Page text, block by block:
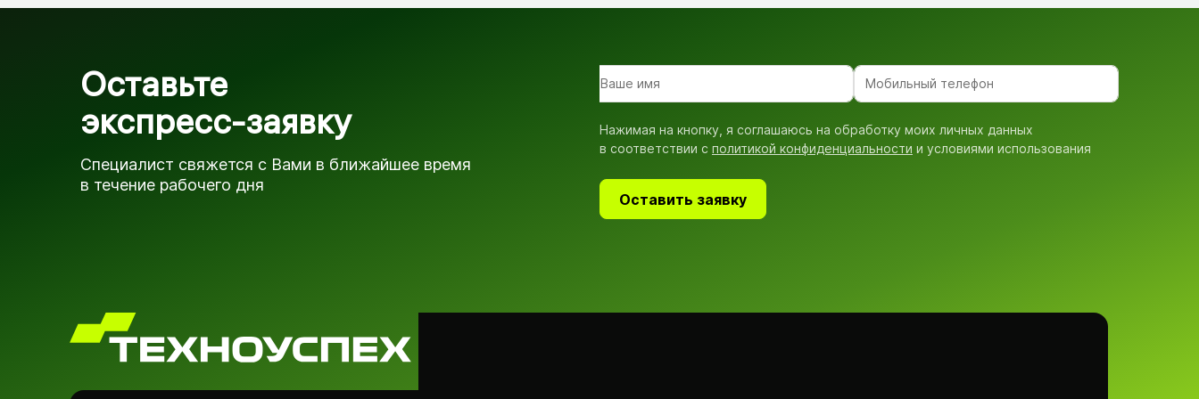
Оставьте
экспресс-заявку
Специалист свяжется с Вами в ближайшее время
в течение рабочего дня
Нажимая на кнопку, я соглашаюсь на обработку моих личных данных
в соответствии с политикой конфиденциальности и условиями использования
Оставить заявку